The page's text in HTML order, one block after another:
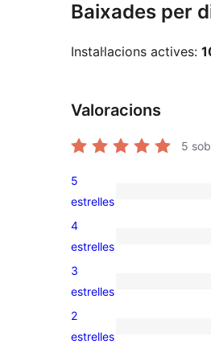
Baixades per
Instal·lacions actives:
Valoracions
5
1
valoració
de
5
estrelles
0
valoracions
de
4
estrelles
0
valoracions
de
3
estrelles
0
2
estrelles